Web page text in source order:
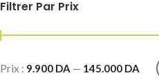
Accessoires Caméra PTZ
Câbles et Adaptateurs
Filtrer Par Prix
Prix : 9.900 DA — 145.000 DA